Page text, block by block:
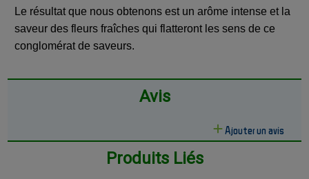
Le résultat que nous obtenons est un arôme intense et la
saveur des fleurs fraîches qui flatteront les sens de ce
conglomérat de saveurs.
Avis
Ajouter un avis
Produits Liés